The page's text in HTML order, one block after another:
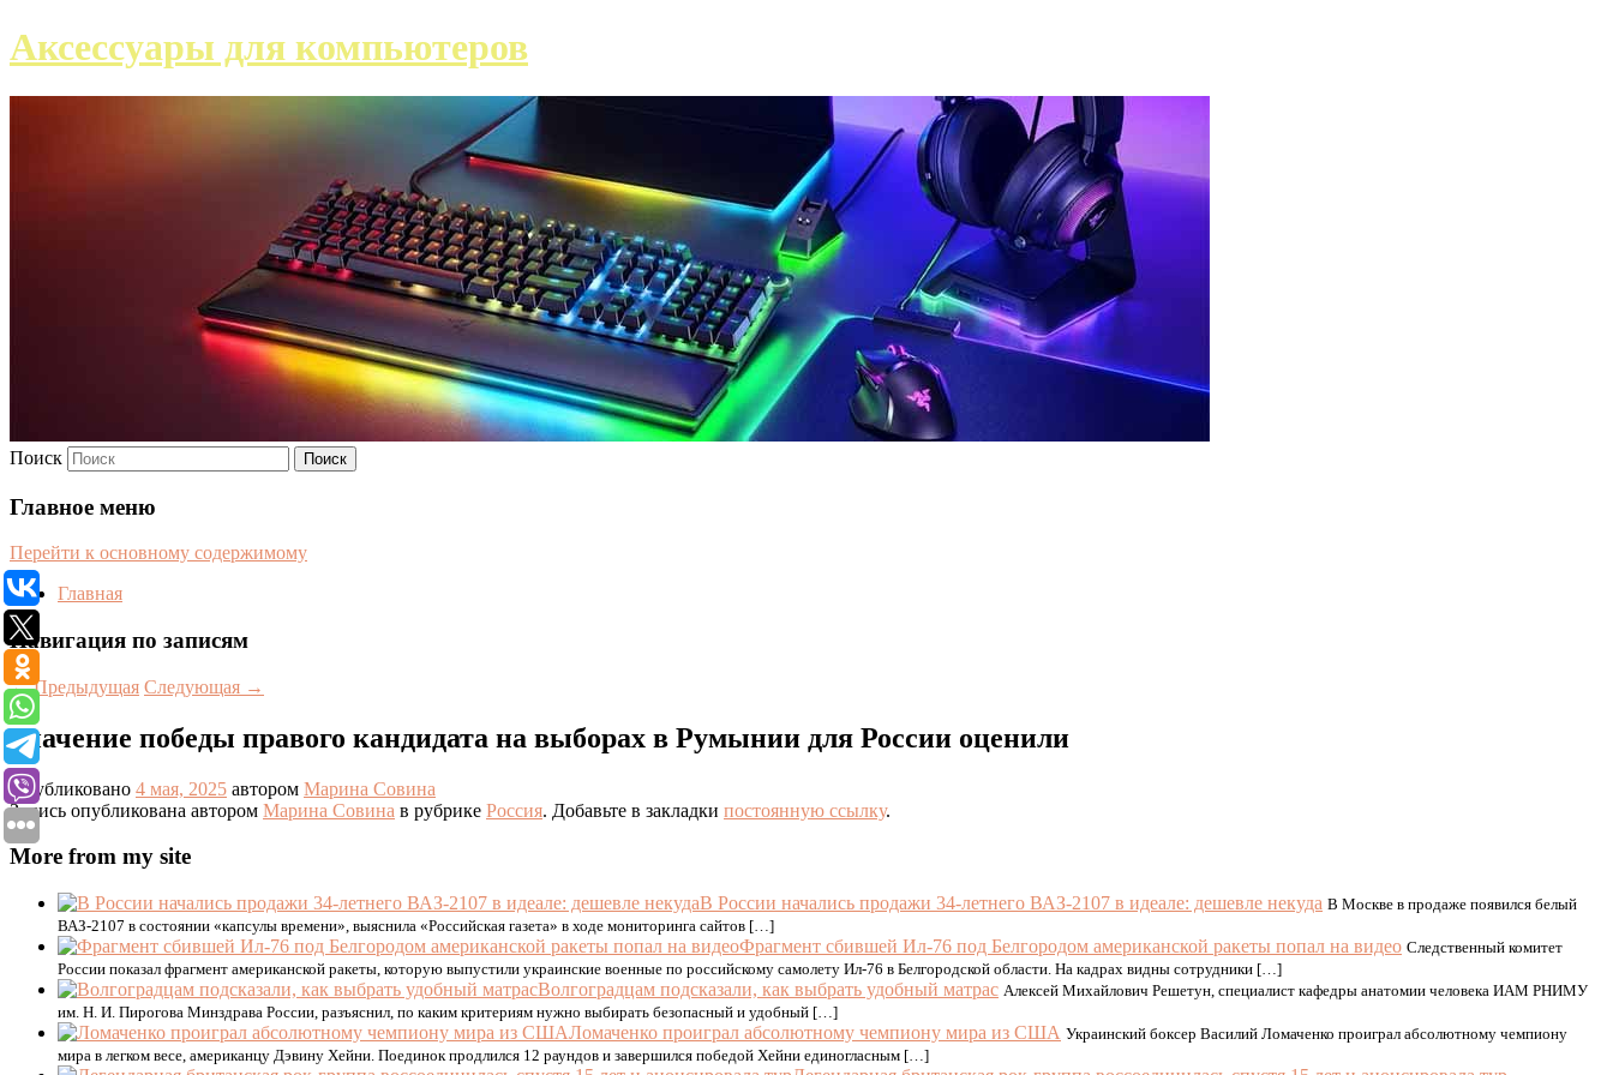
Аксессуары для компьютеров
Поиск
Главное меню
Перейти к основному содержимому
Главная
Навигация по записям
←Предыдущая Следующая →
Значение победы правого кандидата на выборах в Румынии для России оценили
Опубликовано 4 мая, 2025 автором Марина Совина
Запись опубликована автором Марина Совина в рубрике Россия. Добавьте в закладки постоянную ссылку.
More from my site
В России начались продажи 34-летнего ВАЗ-2107 в идеале: дешевле некуда В Москве в продаже появился белый
ВАЗ-2107 в состоянии «капсулы времени», выяснила «Российская газета» в ходе мониторинга сайтов […]
Фрагмент сбившей Ил-76 под Белгородом американской ракеты попал на видео Следственный комитет
России показал фрагмент американской ракеты, которую выпустили украинские военные по российскому самолету Ил-76 в Белгородской области. На кадрах видны сотрудники […]
Волгоградцам подсказали, как выбрать удобный матрас Алексей Михайлович Решетун, специалист кафедры анатомии человека ИАМ РНИМУ
им. Н. И. Пирогова Минздрава России, разъяснил, по каким критериям нужно выбирать безопасный и удобный […]
Ломаченко проиграл абсолютному чемпиону мира из США Украинский боксер Василий Ломаченко проиграл абсолютному чемпиону
мира в легком весе, американцу Дэвину Хейни. Поединок продлился 12 раундов и завершился победой Хейни единогласным […]